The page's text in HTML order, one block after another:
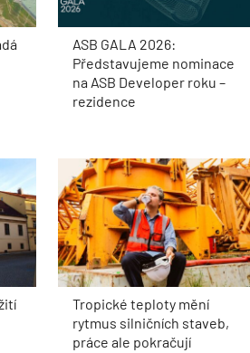
ASB GALA 2026:
Představujeme nominace
na ASB Developer roku –
rezidence
Tropické teploty mění
rytmus silničních staveb,
práce ale pokračují